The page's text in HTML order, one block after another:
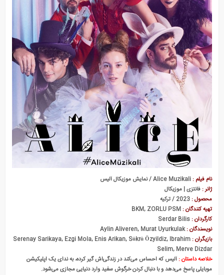
در برزخ هنوز هفده سالشه
بی سرپرست ها
نام فیلم :Alice Muzikali / نمایش موزیکال آلیس
ژانر :فانتزی | موزیکال
محصول :2023 / ترکیه
تهیه کنندگان :BKM, ZORLU PSM
کارگردان :Serdar Bilis
نویسندگان :Aylin Aliveren, Murat Uyurkulak
بازیگران :Serenay Sarikaya, Ezgi Mola, Enis Arikan, Sükrü Özyildiz, Ibrahim
Selim, Merve Dizdar
خلاصه داستان :آلیس که احساس می‌کند در زندگی‌اش گیر کرده، به ندای یک اپلیکیشن
موبایلی پاسخ می‌دهد و با دنبال کردن خرگوش سفید وارد دنیایی مجازی می‌شود.